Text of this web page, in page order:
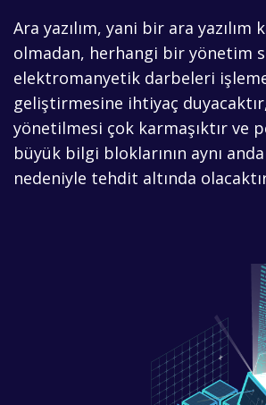
Ara yazılım, yani bir ara yazılım
olmadan, herhangi bir yönetim
elektromanyetik darbeleri
geliştirmesine ihtiyaç
yönetilmesi çok karmaşıktır ve
büyük bilgi bloklarının aynı
nedeniyle tehdit altında